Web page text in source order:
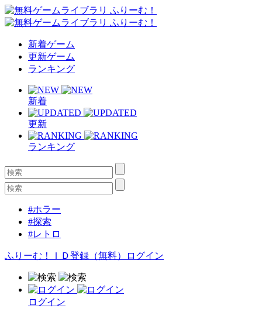
新着ゲーム
更新ゲーム
ランキング
新着
更新
ランキング
#ホラー
#探索
#レトロ
ふりーむ！ＩＤ登録（無料） ログイン
ログイン